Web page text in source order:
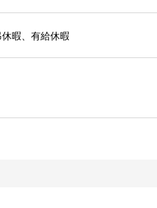
暇、有給休暇